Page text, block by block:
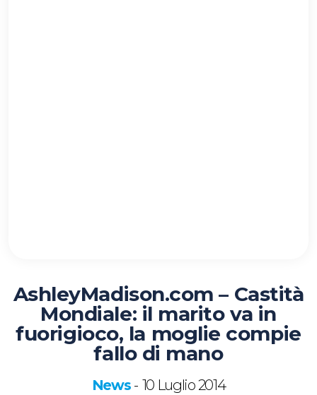
AshleyMadison.com – Castità
Mondiale: il marito va in
fuorigioco, la moglie compie
fallo di mano
News - 10 Luglio 2014